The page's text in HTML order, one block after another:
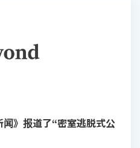
闻》报道了“密室逃脱式公